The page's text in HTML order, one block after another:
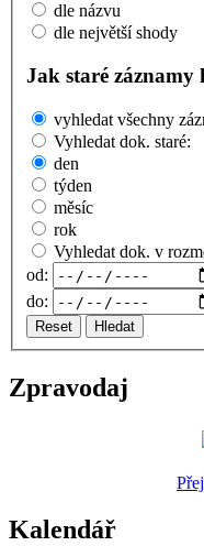
dle názvu
dle největší shody
Jak staré záznamy
vyhledat všechny
Vyhledat dok. staré:
den
týden
měsíc
rok
Vyhledat dok. v
od:
do:
Reset Hledat
Zpravodaj
Kalendář